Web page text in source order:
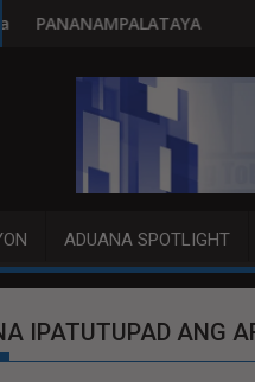
ADUANA SPOTLIGHT
IPATUTUPAD ANG